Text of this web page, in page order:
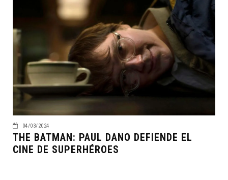
04/03/2024
THE BATMAN: PAUL DANO DEFIENDE EL
CINE DE SUPERHÉROES